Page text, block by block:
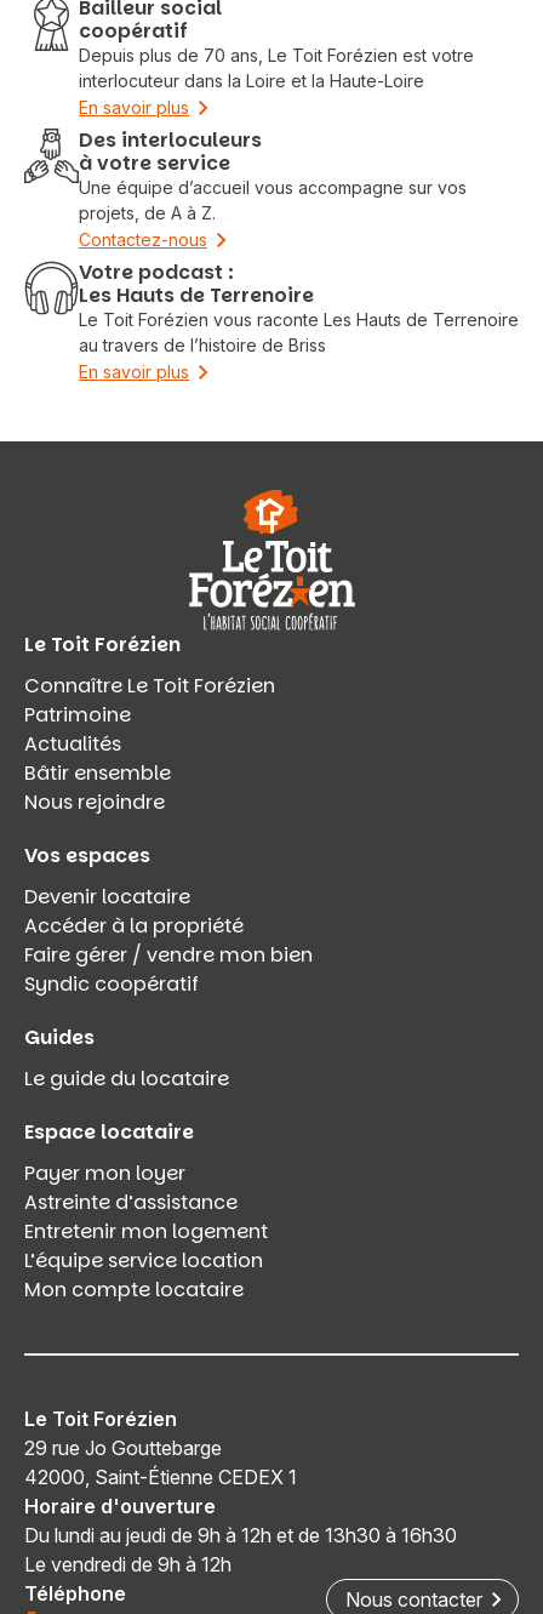
Bailleur social
coopératif
Depuis plus de 70 ans, Le Toit Forézien est votre
interlocuteur dans la Loire et la Haute-Loire
En savoir plus
Des interloculeurs
à votre service
Une équipe d’accueil vous accompagne sur vos
projets, de A à Z.
Contactez-nous
Votre podcast :
Les Hauts de Terrenoire
Le Toit Forézien vous raconte Les Hauts de Terrenoire
au travers de l’histoire de Briss
En savoir plus
Le Toit Forézien
Connaître Le Toit Forézien
Patrimoine
Actualités
Bâtir ensemble
Nous rejoindre
Vos espaces
Devenir locataire
Accéder à la propriété
Faire gérer / vendre mon bien
Syndic coopératif
Guides
Le guide du locataire
Espace locataire
Payer mon loyer
Astreinte d’assistance
Entretenir mon logement
L’équipe service location
Mon compte locataire
Le Toit Forézien
29 rue Jo Gouttebarge
42000, Saint-Étienne CEDEX 1
Horaire d'ouverture
Du lundi au jeudi de 9h à 12h et de 13h30 à 16h30
Le vendredi de 9h à 12h
Téléphone
Nous contacter